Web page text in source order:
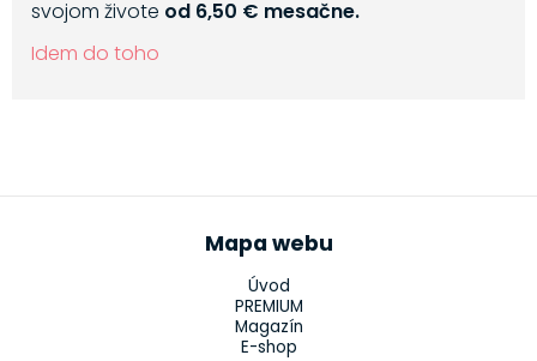
svojom živote od 6,50 € mesačne.
Idem do toho
Mapa webu
Úvod
PREMIUM
Magazín
E-shop